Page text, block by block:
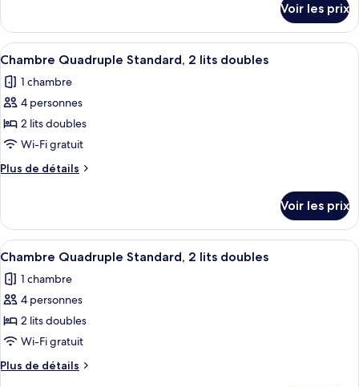
Chambre
Quadruple
Standard,
2
lits
doubles
le
type
de
Chambre
Quadruple
2
lits
Voir les prix
Afficher
toutes
les
photos
pour
ce
type
de
Chambre
Quadruple
Standard,
2
lits
doubles
Une chambre d’hôtel avec deux
1
Chambre Quadruple Standard, 2 lits doubles
1 chambre
4 personnes
2 lits doubles
Wi-Fi gratuit
Plus de détails
Plus
le
type
de
Chambre
Quadruple
2
lits
Voir les prix
Afficher
toutes
les
photos
pour
ce
type
de
Une chambre d’hôtel avec deux
1
Chambre Quadruple Standard, 2 lits doubles
1 chambre
4 personnes
2 lits doubles
Wi-Fi gratuit
Plus de détails
Plus